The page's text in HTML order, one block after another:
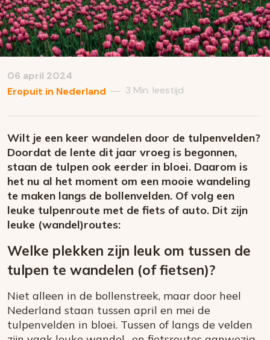
06 april 2024
Eropuit in Nederland — 3 Min. leestijd
Wilt je een keer wandelen door de tulpenvelden?
Doordat de lente dit jaar vroeg is begonnen,
staan de tulpen ook eerder in bloei. Daarom is
het nu al het moment om een mooie wandeling
te maken langs de bollenvelden. Of volg een
leuke tulpenroute met de fiets of auto. Dit zijn
leuke (wandel)routes:
Welke plekken zijn leuk om tussen de
tulpen te wandelen (of fietsen)?
Niet alleen in de bollenstreek, maar door heel
Nederland staan tussen april en mei de
tulpenvelden in bloei. Tussen of langs de velden